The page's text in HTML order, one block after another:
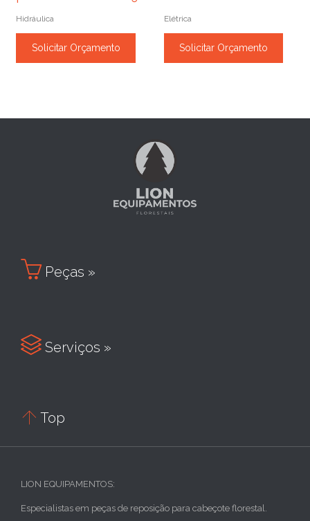
Hidráulica
Solicitar Orçamento
Elétrica
Solicitar Orçamento
 Peças »
 Serviços »
 Top
LION EQUIPAMENTOS:
Especialistas em peças de reposição para cabeçote florestal.